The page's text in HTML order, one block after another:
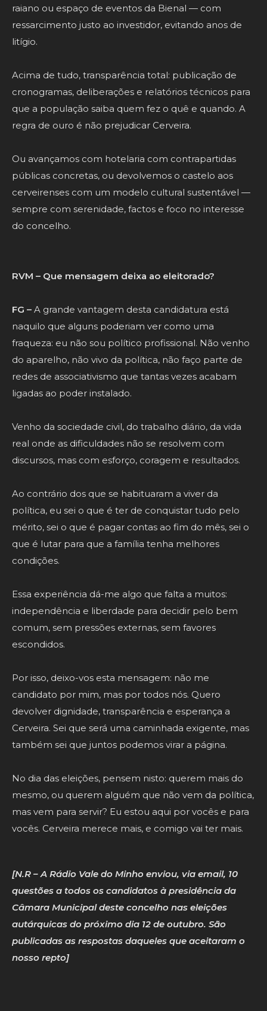
raiano ou espaço de eventos da Bienal — com
ressarcimento justo ao investidor, evitando anos de
litígio.
Acima de tudo, transparência total: publicação de
cronogramas, deliberações e relatórios técnicos para
que a população saiba quem fez o quê e quando. A
regra de ouro é não prejudicar Cerveira.
Ou avançamos com hotelaria com contrapartidas
públicas concretas, ou devolvemos o castelo aos
cerveirenses com um modelo cultural sustentável —
sempre com serenidade, factos e foco no interesse
do concelho.
RVM – Que mensagem deixa ao eleitorado?
FG – A grande vantagem desta candidatura está
naquilo que alguns poderiam ver como uma
fraqueza: eu não sou político profissional. Não venho
do aparelho, não vivo da política, não faço parte de
redes de associativismo que tantas vezes acabam
ligadas ao poder instalado.
Venho da sociedade civil, do trabalho diário, da vida
real onde as dificuldades não se resolvem com
discursos, mas com esforço, coragem e resultados.
Ao contrário dos que se habituaram a viver da
política, eu sei o que é ter de conquistar tudo pelo
mérito, sei o que é pagar contas ao fim do mês, sei o
que é lutar para que a família tenha melhores
condições.
Essa experiência dá-me algo que falta a muitos:
independência e liberdade para decidir pelo bem
comum, sem pressões externas, sem favores
escondidos.
Por isso, deixo-vos esta mensagem: não me
candidato por mim, mas por todos nós. Quero
devolver dignidade, transparência e esperança a
Cerveira. Sei que será uma caminhada exigente, mas
também sei que juntos podemos virar a página.
No dia das eleições, pensem nisto: querem mais do
mesmo, ou querem alguém que não vem da política,
mas vem para servir? Eu estou aqui por vocês e para
vocês. Cerveira merece mais, e comigo vai ter mais.
[N.R – A Rádio Vale do Minho enviou, via email, 10
questões a todos os candidatos à presidência da
Câmara Municipal deste concelho nas eleições
autárquicas do próximo dia 12 de outubro. São
publicadas as respostas daqueles que aceitaram o
nosso repto]